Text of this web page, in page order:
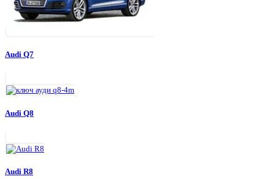
Audi Q7
Audi Q8
Audi R8